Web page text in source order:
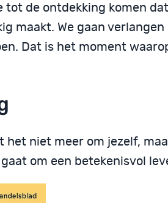
tot de ontdekking komen
maakt. We gaan verlangen
Dat is het moment
het niet meer om jezelf,
om een betekenisvol